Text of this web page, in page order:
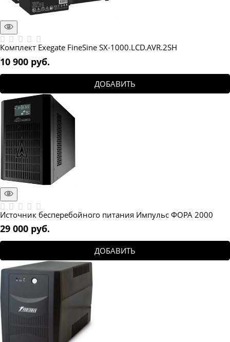
Комплект Exegate FineSine SX-1000.LCD.AVR.2SH
10 900 руб.
ДОБАВИТЬ
Источник бесперебойного питания Импульс ФОРА 2000
29 000 руб.
ДОБАВИТЬ